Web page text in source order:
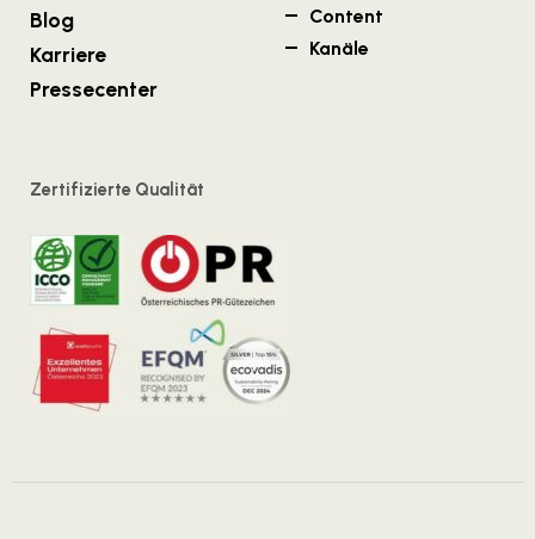
Blog
Karriere
Pressecenter
Content
Kanäle
Zertifizierte Qualität